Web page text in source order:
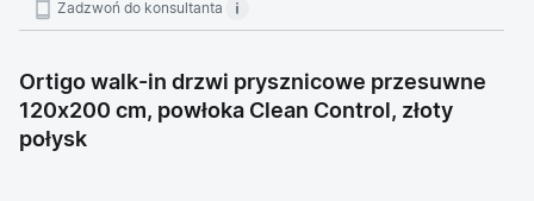
Zadzwoń do konsultanta
Ortigo walk-in drzwi prysznicowe przesuwne
120x200 cm, powłoka Clean Control, złoty
połysk